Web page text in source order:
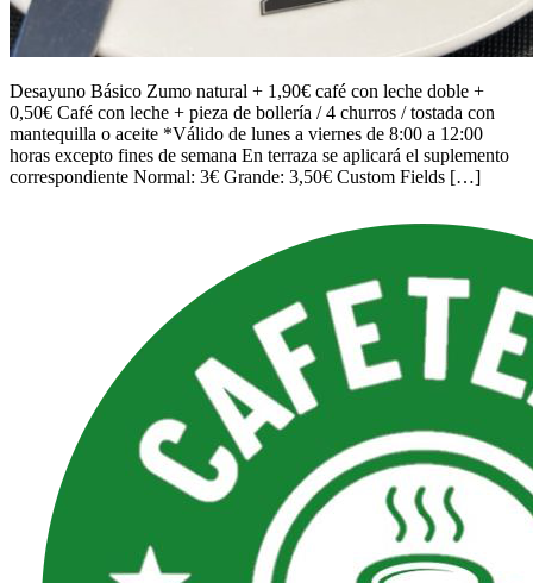
Desayuno Básico Zumo natural + 1,90€ café con leche doble +
0,50€ Café con leche + pieza de bollería / 4 churros / tostada con
mantequilla o aceite *Válido de lunes a viernes de 8:00 a 12:00
horas excepto fines de semana En terraza se aplicará el suplemento
correspondiente Normal: 3€ Grande: 3,50€ Custom Fields […]